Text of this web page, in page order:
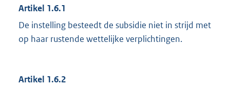
Artikel 1.6.1
De instelling besteedt de subsidie niet in strijd met
op haar rustende wettelijke verplichtingen.
Artikel 1.6.2